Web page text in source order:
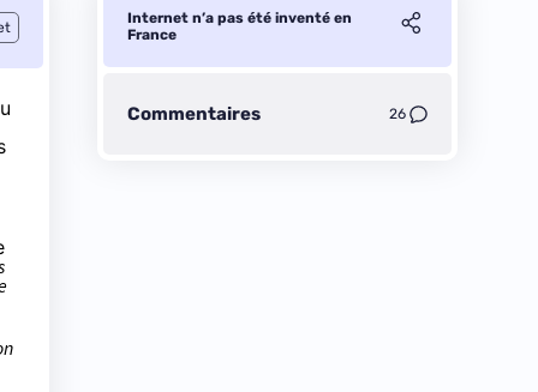
Internet n’a pas été inventé en
France
Commentaires 26